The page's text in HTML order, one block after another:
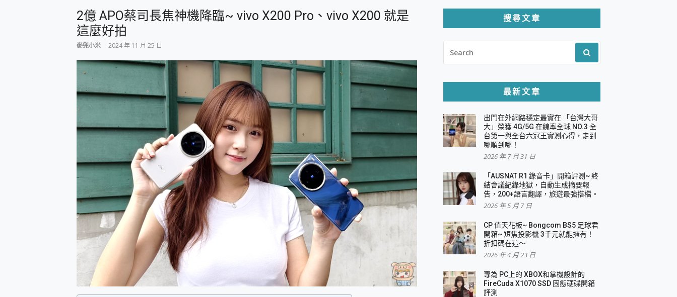
專為 PC上的 XBOX和掌機設計的 FireCuda X1070 SSD 固態硬碟開箱 評測
台灣製攝影機在這裡，100%全無線設計 SpotCam Solo Eco 太陽能防水雲端攝影機 SpotCam Solo 3 2.5K高畫質戶外攝影機 開箱 評
電力超超超持久 MSI 微星 Prestige 14 AI+ D3MG-031TW 14吋 開箱評價，AI輕薄商務筆電 Copilot+ PC
超懂拍、耐用 AI 街拍機~ realme 16 Pro 開箱評價~ 2 億畫素 LumaColor 影像、持久續航與 IP69K 高防護
防窺黑科技 Galaxy S26 Ultra系列保護貼怎麼選？imos AR 低反光玻璃、藍寶石鏡頭貼與軍規防摔殼完整開箱評價
AI 支付 一錶搞定大小事 Xiaomi Watch 5 開箱 評測
超驚艷 讓人一眼就愛上 LENOVO 聯想 Yoga Book 9 14吋 AI輕薄筆電 開箱 評測
美到讓人超想擁有 moto pad 60 系列 與 Moto | Swarovski razr 60 冰藍限定版本 開箱 評測
好用的 EaseUS Partition Master 讓您輕鬆的移除與格式化有防寫保護的隨身碟或SD卡
一鍵修復模糊影片、舊照的 AI 好幫手! VideoProc Converter AI 新版全解析 × 年末優惠，一篇全看懂
小朋友才做選擇 投影機 RGB藍牙音響 氛圍情境燈 我通通都要！ Starfish 2 幻彩膠囊投影機｜結合「 智慧投影 & 煥彩流動 」的沈浸
式生活新體驗
外型超吸晴~ 給您絕佳操控體驗 GravaStar Mercury K1 系列 異星機械鍵盤與 Mercury X 系列 輕量無線電競滑鼠 開箱 評測
開箱~變身「蜘蛛人」椅子軍師！MSI MPG 491CQP QD-OLED 超寬曲面電競螢幕，多工辦公、爽度滿滿的終極桌面體驗
iPhone 17 系列 有認證的防護來囉！ imos 首家導入 UL MCV 行銷宣告驗證的手機配件品牌
DJI Osmo Pocket 3 爽爽帶回家 歡慶 EaseUS 21 週年到來，「Slogan 海報徵稿活動」好康大放送
小巧好吸不擋鏡頭 有Qi2認證的 ONPRO MagReact MXs2 5000mAh薄型磁吸無線急速行動電源 開箱 評測
會走動的冷暖氣 SONY REON POCKET PRO 穿戴式智慧冷暖調溫裝置 開箱 評測
寶可夢飛人外掛iToolab AnyGo全新升級，GO Fest 五折優惠嗨翻天！支援 iOS/Android！
百倍變焦實測~ vivo X200 Pro 與 S25 Ultra 誰能滿足全場景拍攝需求？
超好用的 PLAUD NotePin AI 智慧錄音膠囊~ 您的AI 秘書已上線 每月免費送你 300分鐘轉寫
COMPUTEX 2025 來囉！AGI亞奇雷 AI・Gaming・創作儲存方案登場，趕快來AGI亞奇雷挑戰任務抽 PS5！
自帶線的 有線無線都能充 ONPRO MagReact M5 10000mAh 5合1 磁吸無線急速行動電源 開箱 評測
飛利浦 JS7310 ⚡【電急便｜行動儲能救車電源】 可靠的旅行夥伴！帶給您優異的安全性與強大供電效能
是螢幕也是電視! 一機超多用途「MSI微星 Modern MD272UPSW 27型」 4K IPS 輕薄商用智慧聯網螢幕 開箱 評測
2億 APO蔡司長焦神機降臨~ vivo X200 Pro、vivo X200 就是
這麼好拍
麥兜小米 2024 年 11 月 25 日
搜尋文章
FOR:
最新文章
出門在外網路穩定最實在 「台灣大哥
大」榮獲 4G/5G 在線率全球 NO.3 全
台第一與全台六冠王實測心得，走到
哪順到哪！
2026 年 7 月 31 日
「AUSNAT R1 錄音卡」開箱評測~ 終
結會議紀錄地獄，自動生成摘要報
告，200+語言翻譯，旅遊最強搭檔。
2026 年 5 月 7 日
CP 值天花板~ Bongcom BS5 足球君
開箱~ 短焦投影機 3千元就能擁有！
折扣碼在這～
2026 年 4 月 23 日
專為 PC上的 XBOX和掌機設計的
FireCuda X1070 SSD 固態硬碟開箱
評測